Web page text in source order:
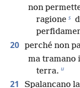
non
ragione s
20 perché non
ma tramano
terra. u
21
Spalancano